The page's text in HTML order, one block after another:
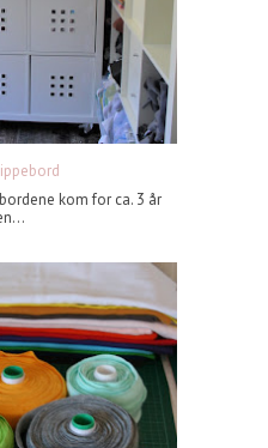
kom for ca. 3 år